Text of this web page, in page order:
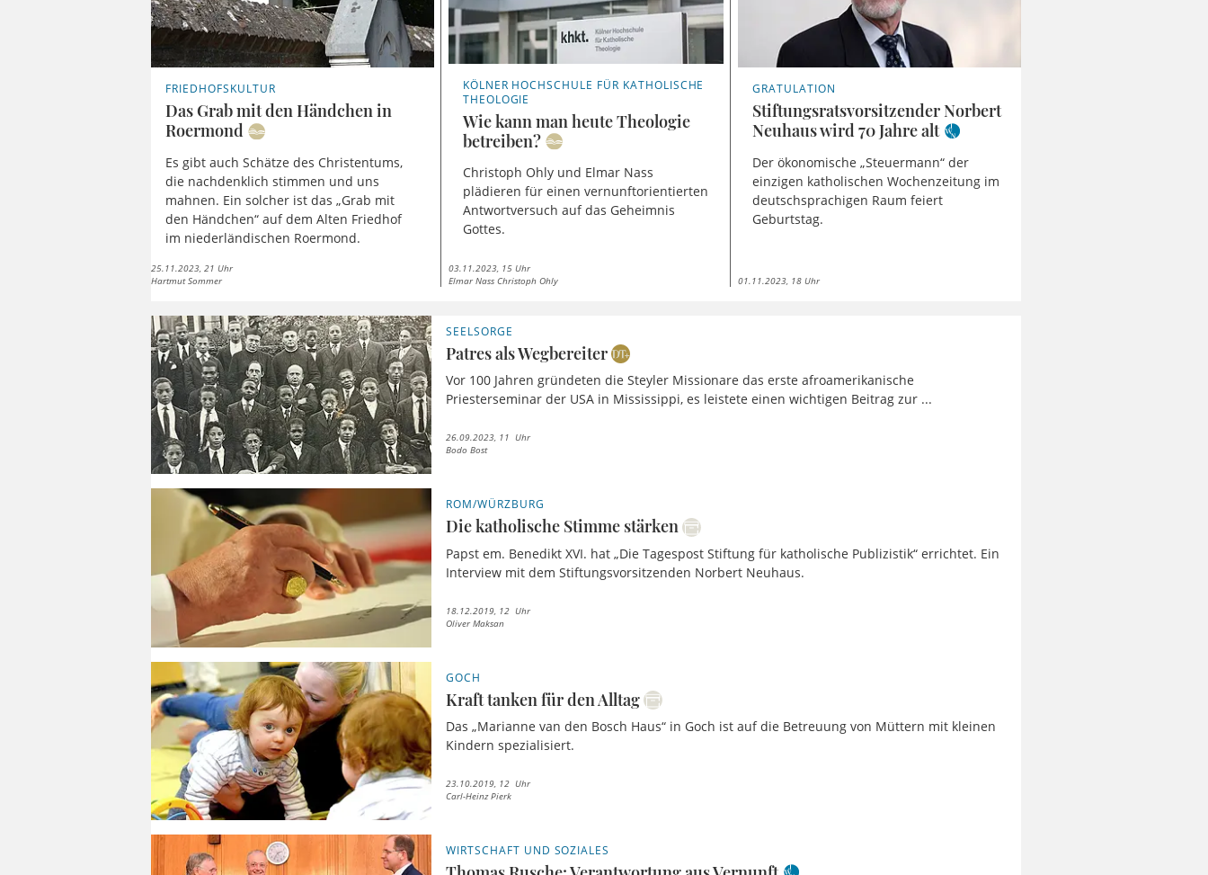
FRIEDHOFSKULTUR
Das Grab mit den Händchen in
Roermond
Es gibt auch Schätze des Christentums,
die nachdenklich stimmen und uns
mahnen. Ein solcher ist das „Grab mit
den Händchen“ auf dem Alten Friedhof
im niederländischen Roermond.
25.11.2023, 21 Uhr
Hartmut Sommer
KÖLNER HOCHSCHULE FÜR KATHOLISCHE
THEOLOGIE
Wie kann man heute Theologie
betreiben?
Christoph Ohly und Elmar Nass
plädieren für einen vernunftorientierten
Antwortversuch auf das Geheimnis
Gottes.
03.11.2023, 15 Uhr
Elmar Nass Christoph Ohly
GRATULATION
Stiftungsratsvorsitzender Norbert
Neuhaus wird 70 Jahre alt
Der ökonomische „Steuermann“ der
einzigen katholischen Wochenzeitung im
deutschsprachigen Raum feiert
Geburtstag.
01.11.2023, 18 Uhr
SEELSORGE
Patres als Wegbereiter
Vor 100 Jahren gründeten die Steyler Missionare das erste afroamerikanische
Priesterseminar der USA in Mississippi, es leistete einen wichtigen Beitrag zur ...
26.09.2023, 11 Uhr
Bodo Bost
ROM/WÜRZBURG
Die katholische Stimme stärken
Papst em. Benedikt XVI. hat „Die Tagespost Stiftung für katholische Publizistik“ errichtet. Ein
Interview mit dem Stiftungsvorsitzenden Norbert Neuhaus.
18.12.2019, 12 Uhr
Oliver Maksan
GOCH
Kraft tanken für den Alltag
Das „Marianne van den Bosch Haus“ in Goch ist auf die Betreuung von Müttern mit kleinen
Kindern spezialisiert.
23.10.2019, 12 Uhr
Carl-Heinz Pierk
WIRTSCHAFT UND SOZIALES